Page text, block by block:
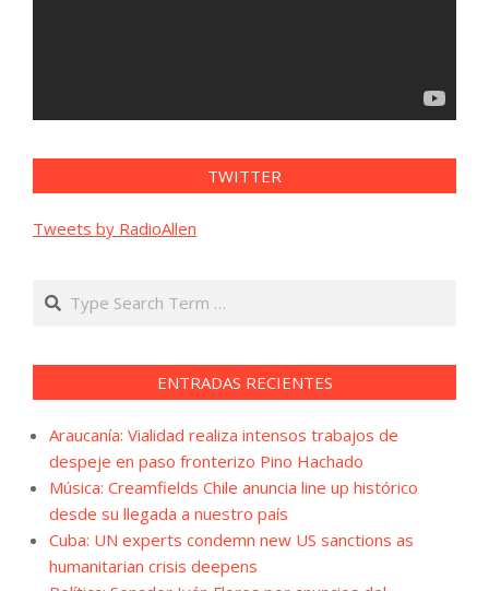
TWITTER
Tweets by RadioAllen
Search
ENTRADAS RECIENTES
Araucanía: Vialidad realiza intensos trabajos de
despeje en paso fronterizo Pino Hachado
Música: Creamfields Chile anuncia line up histórico
desde su llegada a nuestro país
Cuba: UN experts condemn new US sanctions as
humanitarian crisis deepens